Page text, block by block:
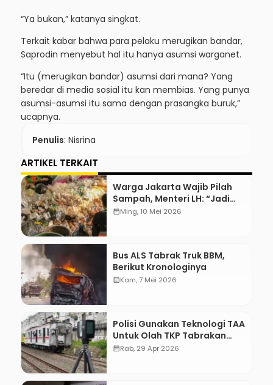
“Ya bukan,” katanya singkat.
Terkait kabar bahwa para pelaku merugikan bandar,
Saprodin menyebut hal itu hanya asumsi warganet.
“Itu (merugikan bandar) asumsi dari mana? Yang
beredar di media sosial itu kan membias. Yang punya
asumsi-asumsi itu sama dengan prasangka buruk,”
ucapnya.
Penulis: Nisrina
ARTIKEL TERKAIT
Warga Jakarta Wajib Pilah
Sampah, Menteri LH: “Jadi
Contoh Nih”
calendar_monthMing, 10 Mei 2026
Bus ALS Tabrak Truk BBM,
Berikut Kronologinya
calendar_monthKam, 7 Mei 2026
Polisi Gunakan Teknologi TAA
Untuk Olah TKP Tabrakan
Kereta Bekasi
calendar_monthRab, 29 Apr 2026